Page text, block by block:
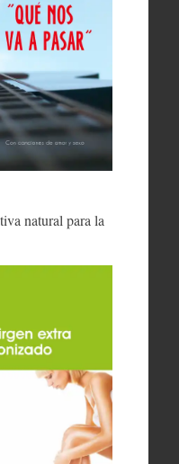
natural para la